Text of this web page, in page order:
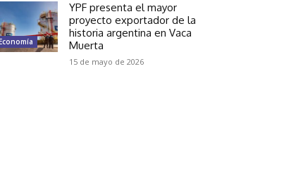
YPF presenta el mayor
proyecto exportador de la
historia argentina en Vaca
Muerta
15 de mayo de 2026